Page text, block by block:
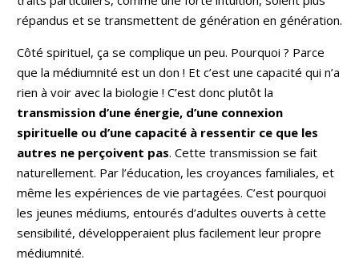
répandus et se transmettent de génération en génération.
Côté spirituel, ça se complique un peu. Pourquoi ? Parce
que la médiumnité est un don ! Et c’est une capacité qui n’a
rien à voir avec la biologie ! C’est donc plutôt la
transmission d’une énergie, d’une connexion
spirituelle ou d’une capacité à ressentir ce que les
autres ne perçoivent pas. Cette transmission se fait
naturellement. Par l’éducation, les croyances familiales, et
même les expériences de vie partagées. C’est pourquoi
les jeunes médiums, entourés d’adultes ouverts à cette
sensibilité, développeraient plus facilement leur propre
médiumnité.